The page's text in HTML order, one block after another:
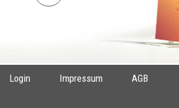
Login Impressum AGB